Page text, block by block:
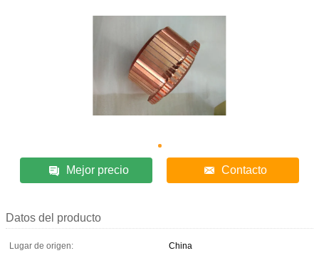
Mejor precio Contacto
Datos del producto
Lugar de origen:
China